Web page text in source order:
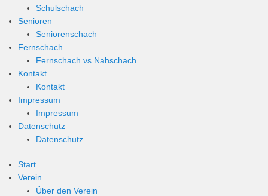
Schulschach
Senioren
Seniorenschach
Fernschach
Fernschach vs Nahschach
Kontakt
Kontakt
Impressum
Impressum
Datenschutz
Datenschutz
Start
Verein
Über den Verein